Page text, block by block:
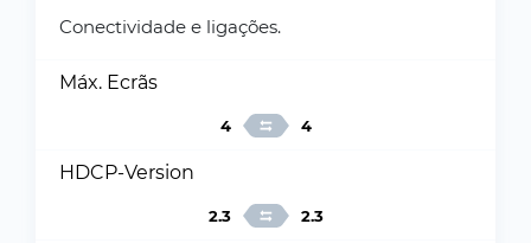
Conectividade e ligações.
Máx. Ecrãs
4 4
HDCP-Version
2.3 2.3